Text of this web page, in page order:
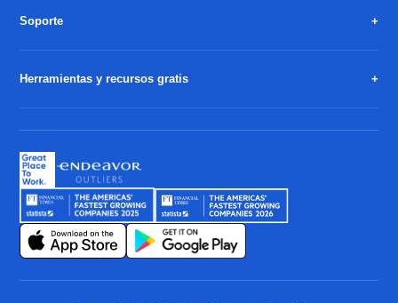
Soporte
Herramientas y recursos gratis